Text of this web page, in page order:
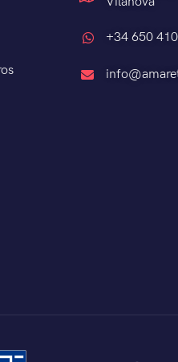
+34 650